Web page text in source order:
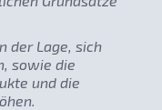
der Lage, sich
sowie die
und die